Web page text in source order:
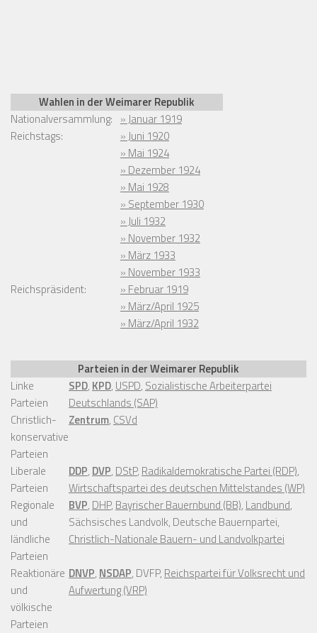
Wahlen in der Weimarer Republik
Nationalversammlung: » Januar 1919
Reichstags:
» Juni 1920
» Mai 1924
» Dezember 1924
» Mai 1928
» September 1930
» Juli 1932
» November 1932
» März 1933
» November 1933
Reichspräsident:
» Februar 1919
» März/April 1925
» März/April 1932
Parteien in der Weimarer Republik
Linke
Parteien
SPD, KPD, USPD, Sozialistische Arbeiterpartei
Deutschlands (SAP)
Christlich-
konservative
Parteien
Zentrum, CSVd
Liberale
Parteien
DDP, DVP, DStP, Radikaldemokratische Partei (RDP),
Wirtschaftspartei des deutschen Mittelstandes (WP)
Regionale
und
ländliche
Parteien
BVP, DHP, Bayrischer Bauernbund (BB), Landbund,
Sächsisches Landvolk, Deutsche Bauernpartei,
Christlich-Nationale Bauern- und Landvolkpartei
Reaktionäre
und
völkische
Parteien
DNVP, NSDAP, DVFP, Reichspartei für Volksrecht und
Aufwertung (VRP)